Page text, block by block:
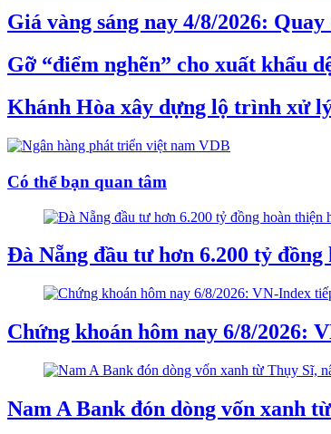
Giá vàng sáng nay 4/8/2026:
Gỡ “điểm nghẽn” cho xuất khẩu
Khánh Hòa xây dựng lộ trình xử
Có thể bạn quan tâm
Đà Nẵng đầu tư hơn 6.200 tỷ
Chứng khoán hôm nay 6/8/2026:
Nam A Bank đón dòng vốn xanh